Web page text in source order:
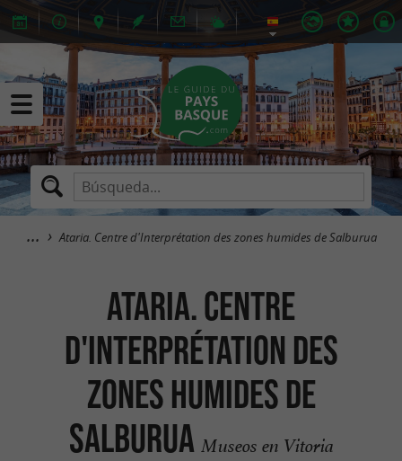
Ataria. Centre d'Interprétation des zones humides de Salburua
Ataria. Centre
d'Interprétation des
zones humides de
Salburua Museos en Vitoria